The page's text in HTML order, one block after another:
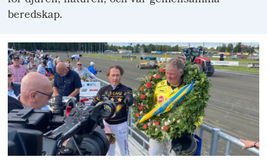
beredskap.